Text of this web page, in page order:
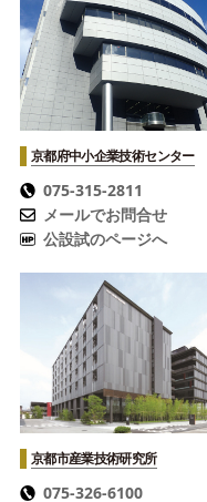
京都府中小企業技術センター
075-315-2811
メールでお問合せ
公設試のページへ
京都市産業技術研究所
075-326-6100